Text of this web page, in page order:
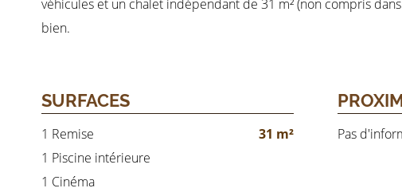
véhicules et un chalet indépendant de 31 m² (non compris
bien.
SURFACES
1 Remise
31 m²
1 Piscine intérieure
1 Cinéma
Pas